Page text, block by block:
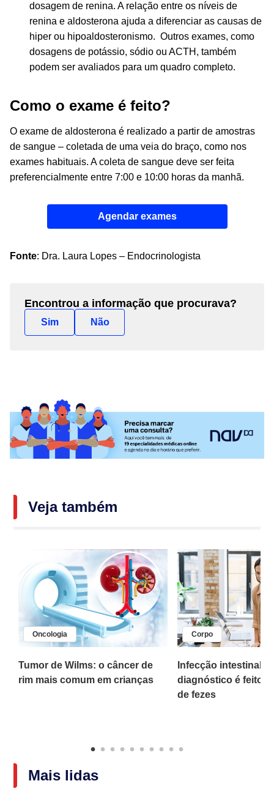
dosagem de renina. A relação entre os níveis de
renina e aldosterona ajuda a diferenciar as causas de
hiper ou hipoaldosteronismo. Outros exames, como
dosagens de potássio, sódio ou ACTH, também
podem ser avaliados para um quadro completo.
Como o exame é feito?
O exame de aldosterona é realizado a partir de amostras
de sangue – coletada de uma veia do braço, como nos
exames habituais. A coleta de sangue deve ser feita
preferencialmente entre 7:00 e 10:00 horas da manhã.
Agendar exames
Fonte: Dra. Laura Lopes – Endocrinologista
Encontrou a informação que procurava?
Sim Não
Veja também
Oncologia
Tumor de Wilms: o câncer de
rim mais comum em crianças
Corpo
Infecção intestinal
diagnóstico é feito
de fezes
Mais lidas